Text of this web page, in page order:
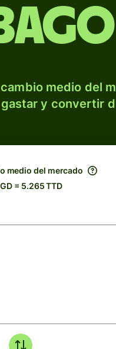
medio del
y convertir
medio del mercado
= 5.265 TTD